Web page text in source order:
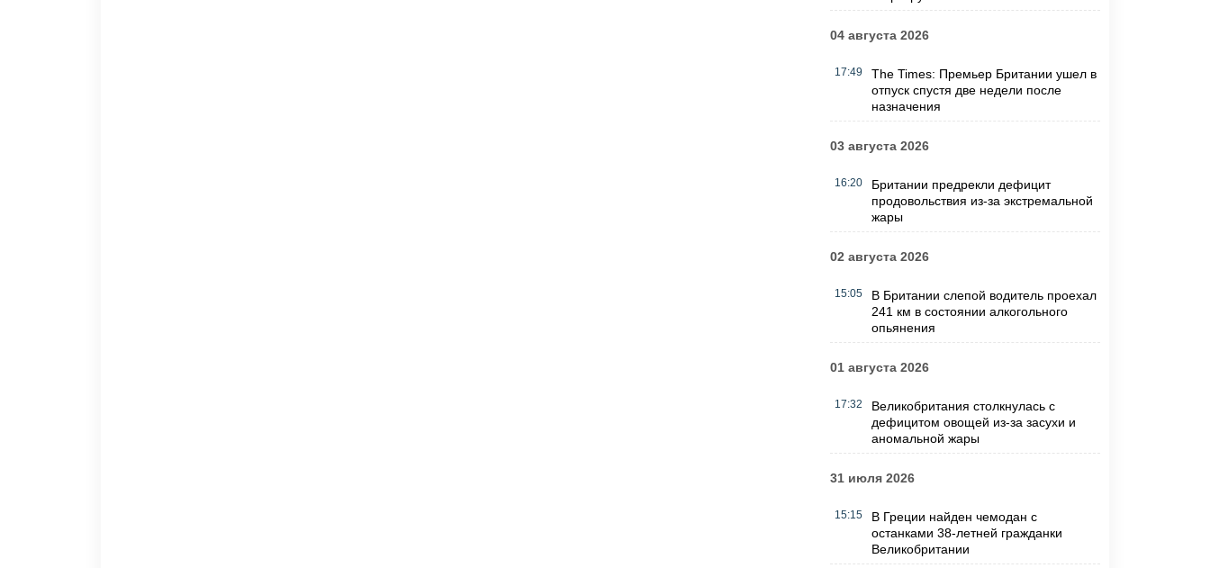
04 августа 2026
17:49
The Times: Премьер Британии ушел в
отпуск спустя две недели после
назначения
03 августа 2026
16:20
Британии предрекли дефицит
продовольствия из-за экстремальной
жары
02 августа 2026
15:05
В Британии слепой водитель проехал
241 км в состоянии алкогольного
опьянения
01 августа 2026
17:32
Великобритания столкнулась с
дефицитом овощей из-за засухи и
аномальной жары
31 июля 2026
15:15
В Греции найден чемодан с
останками 38-летней гражданки
Великобритании